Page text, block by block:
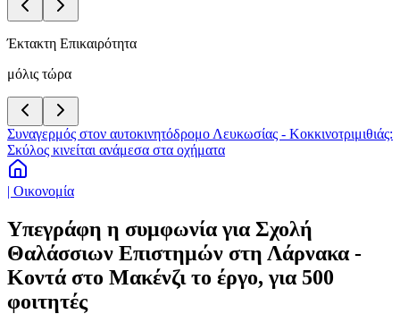
Έκτακτη Επικαιρότητα
μόλις τώρα
Συναγερμός στον αυτοκινητόδρομο Λευκωσίας - Κοκκινοτριμιθιάς:
Σκύλος κινείται ανάμεσα στα οχήματα
| Οικονομία
Υπεγράφη η συμφωνία για Σχολή
Θαλάσσιων Επιστημών στη Λάρνακα -
Κοντά στο Μακένζι το έργο, για 500
φοιτητές